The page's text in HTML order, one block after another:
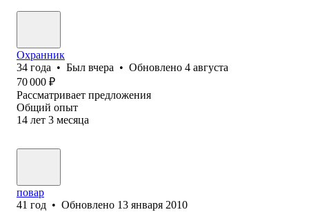
Охранник
34 года • Был вчера • Обновлено 4 августа
70 000 ₽
Рассматривает предложения
Общий опыт
14 лет 3 месяца
повар
41 год • Обновлено 13 января 2010